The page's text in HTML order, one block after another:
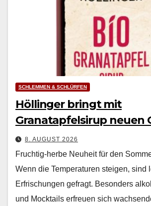
SCHLEMMEN & SCHLÜRFEN
Höllinger bringt mit
Granatapfelsirup neuen
8. AUGUST 2026
Fruchtig-herbe Neuheit für den
Wenn die Tem­per­a­turen steigen, sind
Erfrischun­gen gefragt. Beson­ders
und Mock­tails erfreuen sich